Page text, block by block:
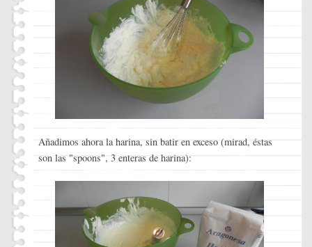
Añadimos ahora la harina, sin batir en exceso (mirad, éstas
son las "spoons", 3 enteras de harina):